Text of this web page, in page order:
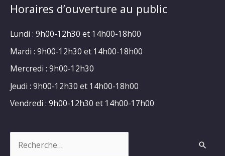
Horaires d’ouverture au public
Lundi : 9h00-12h30 et 14h00-18h00
Mardi : 9h00-12h30 et 14h00-18h00
Mercredi : 9h00-12h30
Jeudi : 9h00-12h30 et 14h00-18h00
Vendredi : 9h00-12h30 et 14h00-17h00